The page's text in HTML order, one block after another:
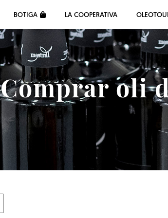
BOTIGA LA COOPERATIVA
Comprar oli